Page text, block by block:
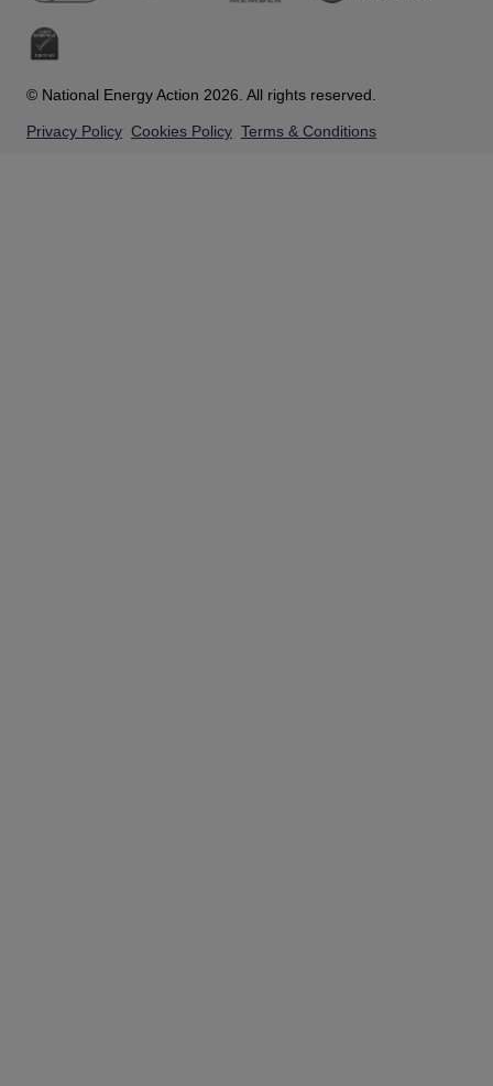
© National Energy Action 2026. All rights reserved.
Privacy Policy Cookies Policy Terms & Conditions